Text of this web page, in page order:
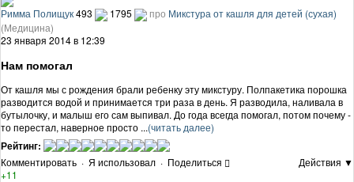
Римма Полищук493 1795 про Микстура от кашля для детей (сухая)
(Медицина)
23 января 2014 в 12:39
Нам помогал
От кашля мы с рождения брали ребенку эту микстуру. Полпакетика порошка
разводится водой и принимается три раза в день. Я разводила, наливала в
бутылочку, и малыш его сам выпивал. До года всегда помогал, потом почему -
то перестал, наверное просто ...(читать далее)
Рейтинг:
Комментировать · Я использовал · Поделиться
Действия ▼
+11